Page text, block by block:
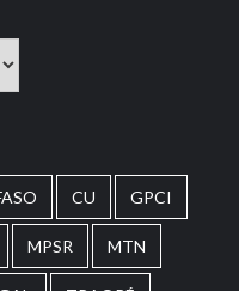
CU GPCI
MPSR MTN